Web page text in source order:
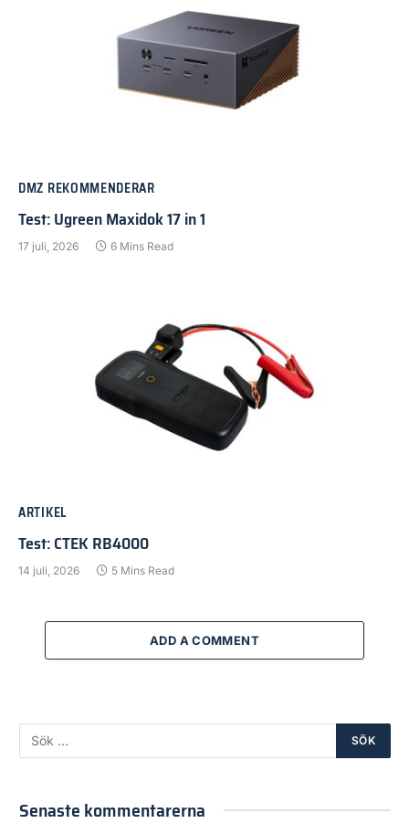
DMZ REKOMMENDERAR
Test: Ugreen Maxidok 17 in 1
17 juli, 2026 6 Mins Read
ARTIKEL
Test: CTEK RB4000
14 juli, 2026 5 Mins Read
ADD A COMMENT
Senaste kommentarerna